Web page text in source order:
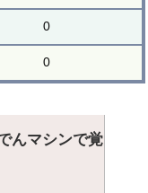
0
0
んマシンで覚